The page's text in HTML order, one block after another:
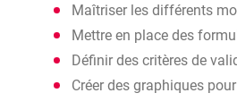
Maîtriser les différents
Mettre en place des
Définir des critères de
Créer des graphiques